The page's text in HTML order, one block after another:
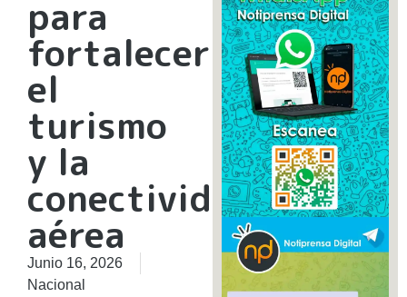
para
fortalecer
el
turismo
y la
conectividad
aérea
Junio 16, 2026
Nacional